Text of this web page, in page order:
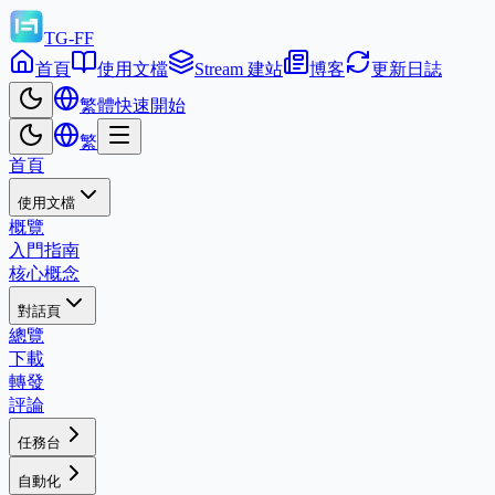
TG-FF
首頁
使用文檔 Stream 建站 博客
更新日誌
繁體快速開始
繁
首頁
使用文檔
概覽
入門指南
核心概念
對話頁
總覽
下載
轉發
評論
任務台
自動化